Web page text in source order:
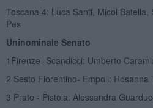
Toscana 4: Luca Santi, Micol
Pes
Uninominale Senato
1Firenze- Scandicci: Umberto
2 Sesto Fiorentino- Empoli: Rosanna
3 Prato - Pistoia: Alessandra